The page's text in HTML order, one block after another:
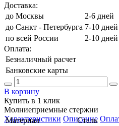
Доставка:
до Москвы
2-6 дней
до Санкт - Петербурга 7-10 дней
по всей России
2-10 дней
Оплата:
Безналичный расчет
Банковские карты
В корзину
Купить в 1 клик
Молниеприемные стержни
Характеристики Описание
Материал
Сталь